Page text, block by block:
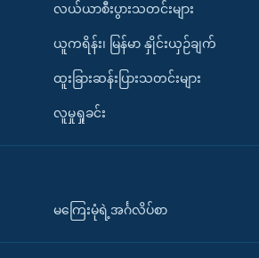
လယ်ယာစီးပွားသတင်းများ
ယူကရိန်း၊ မြန်မာ နှိုင်းယှဉ်ချက်
ထူးခြားဆန်းပြားသတင်းများ
လူမှုရှုခင်း
မကြေးမုံရဲ့အင်္ဂလိပ်စာ